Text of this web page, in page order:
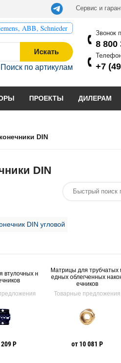
Сервис и
ABB, Schnieder
Искать
Поиск по артикулам
Звонок
8 800
+7
ПРОЕКТЫ ДИЛЕРАМ
DIN
DIN
DIN угловой
втулочных н
209 Р
Матрицы для трубчатых
едных облегченных
ечников
Товарные предложения
от 10 081 Р